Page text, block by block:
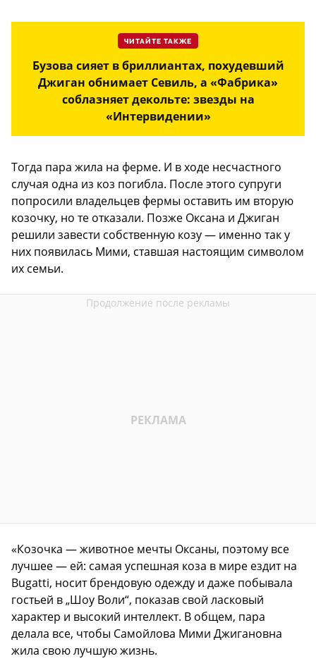
ЧИТАЙТЕ ТАКЖЕ
Бузова сияет в бриллиантах, похудевший
Джиган обнимает Севиль, а «Фабрика»
соблазняет декольте: звезды на
«Интервидении»
Тогда пара жила на ферме. И в ходе несчастного
случая одна из коз погибла. После этого супруги
попросили владельцев фермы оставить им вторую
козочку, но те отказали. Позже Оксана и Джиган
решили завести собственную козу — именно так у
них появилась Мими, ставшая настоящим символом
их семьи.
«Козочка — животное мечты Оксаны, поэтому все
лучшее — ей: самая успешная коза в мире ездит на
Bugatti, носит брендовую одежду и даже побывала
гостьей в „Шоу Воли“, показав свой ласковый
характер и высокий интеллект. В общем, пара
делала все, чтобы Самойлова Мими Джигановна
жила свою лучшую жизнь.